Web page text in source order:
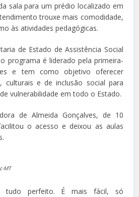
sala para um prédio localizado em
trouxe mais comodidade,
às atividades pedagógicas.
de Estado de Assistência Social
programa é liderado pela primeira-
e tem como objetivo oferecer
culturais e de inclusão social para
vulnerabilidade em todo o Estado.
de Almeida Gonçalves, de 10
o acesso e deixou as aulas
MT
tudo perfeito. É mais fácil, só